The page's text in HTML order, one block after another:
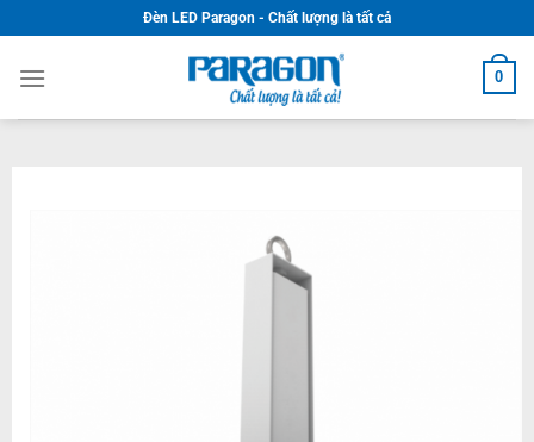
to
content
Đèn LED Paragon - Chất lượng là tất cả
0